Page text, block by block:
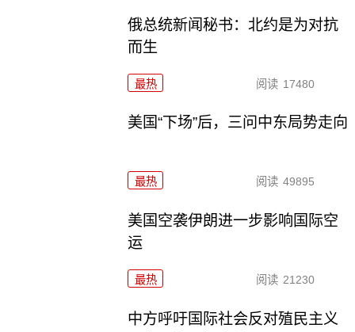
俄总统新闻秘书：北约是为对抗
而生
最热 阅读 17480
美国“下场”后，三问中东局势走向
最热 阅读 49895
美国空袭伊朗进一步影响国际空
运
最热 阅读 21230
中方呼吁国际社会反对殖民主义